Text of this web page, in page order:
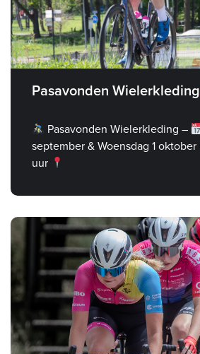
Pasavonden Wielerkleding
Pasavonden Wielerkleding –
september & Woensdag 1 oktober
uur